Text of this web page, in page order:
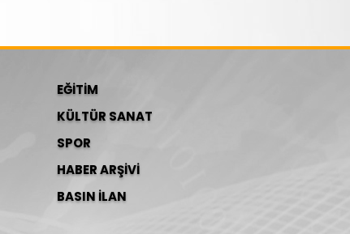
EĞİTİM
KÜLTÜR SANAT
SPOR
HABER ARŞİVİ
BASIN İLAN